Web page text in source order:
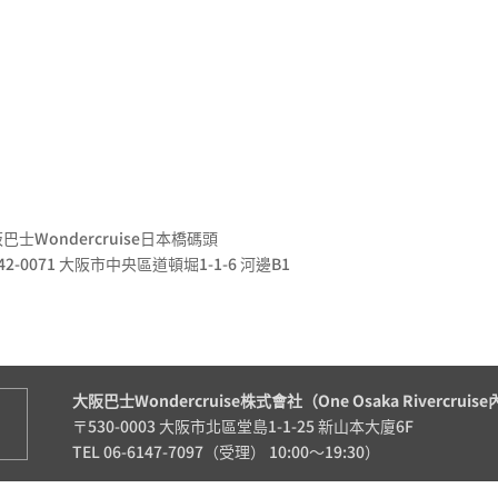
巴士Wondercruise日本橋碼頭
0071 大阪市中央區道頓堀1-1-6 河邊B1
大阪巴士Wondercruise株式會社（One Osaka Rivercruise
〒530-0003 大阪市北區堂島1-1-25 新山本大廈6F
TEL 06-6147-7097（受理） 10:00～19:30）